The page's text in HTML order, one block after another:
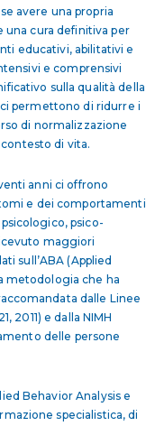
avere una propria
una cura definitiva per
educativi, abilitativi e
e comprensivi
sulla qualità della
permettono di ridurre i
di normalizzazione
di vita.
anni ci offrono
e dei comportamenti
psico-
maggiori
sull’ABA (Applied
metodologia che ha
dalle Linee
2011) e dalla NIMH
delle persone
Behavior Analysis e
specialistica, di